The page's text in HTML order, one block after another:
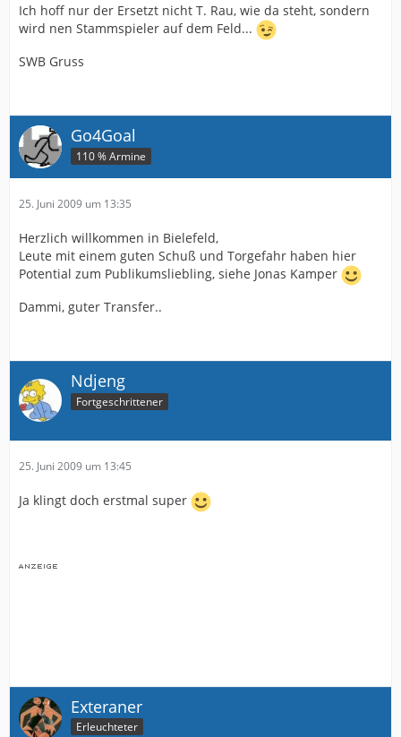
Ich hoff nur der Ersetzt nicht T. Rau, wie da steht, sondern
wird nen Stammspieler auf dem Feld...
SWB Gruss
Go4Goal
110 % Armine
25. Juni 2009 um 13:35
Herzlich willkommen in Bielefeld,
Leute mit einem guten Schuß und Torgefahr haben hier
Potential zum Publikumsliebling, siehe Jonas Kamper
Dammi, guter Transfer..
Ndjeng
Fortgeschrittener
25. Juni 2009 um 13:45
Ja klingt doch erstmal super
Exteraner
Erleuchteter